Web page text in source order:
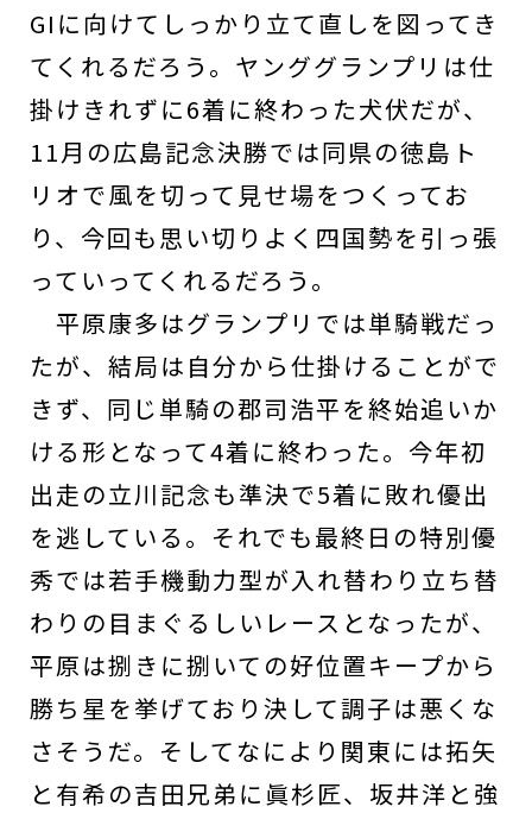
GIに向けてしっかり立て直しを図ってき
てくれるだろう。ヤンググランプリは仕
掛けきれずに6着に終わった犬伏だが、
11月の広島記念決勝では同県の徳島ト
リオで風を切って見せ場をつくってお
り、今回も思い切りよく四国勢を引っ張
っていってくれるだろう。
平原康多はグランプリでは単騎戦だっ
たが、結局は自分から仕掛けることがで
きず、同じ単騎の郡司浩平を終始追いか
ける形となって4着に終わった。今年初
出走の立川記念も準決で5着に敗れ優出
を逃している。それでも最終日の特別優
秀では若手機動力型が入れ替わり立ち替
わりの目まぐるしいレースとなったが、
平原は捌きに捌いての好位置キープから
勝ち星を挙げており決して調子は悪くな
さそうだ。そしてなにより関東には拓矢
と有希の吉田兄弟に眞杉匠、坂井洋と強